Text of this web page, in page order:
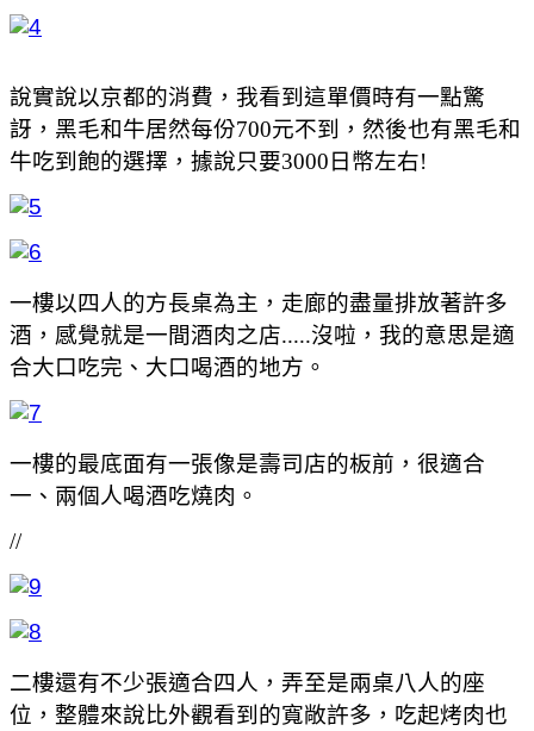
說實說以京都的消費，我看到這單價時有一點驚
訝，黑毛和牛居然每份700元不到，然後也有黑毛和
牛吃到飽的選擇，據說只要3000日幣左右!
一樓以四人的方長桌為主，走廊的盡量排放著許多
酒，感覺就是一間酒肉之店.....沒啦，我的意思是適
合大口吃完、大口喝酒的地方。
一樓的最底面有一張像是壽司店的板前，很適合
一、兩個人喝酒吃燒肉。
//
二樓還有不少張適合四人，弄至是兩桌八人的座
位，整體來說比外觀看到的寬敞許多，吃起烤肉也